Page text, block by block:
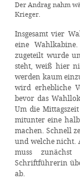
Der Andrag nahm
Krieger.
Insgesamt vier
eine
zugeteilt wurde
steht, weiß hier
werden kaum
wird erhebliche
bevor das
Um die
mitunter eine
machen. Schnell
und welche nicht.
muss zunächst
Schriftführerin
ab.